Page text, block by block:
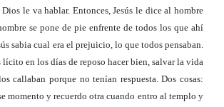
le va hablar. Entonces, Jesús le dice al hombre
se pone de pie enfrente de todos los que ahí
sabia cual era el prejuicio, lo que todos pensaban.
lícito en los días de reposo hacer bien, salvar la vida
callaban porque no tenían respuesta. Dos cosas:
momento y recuerdo otra cuando entro al templo y